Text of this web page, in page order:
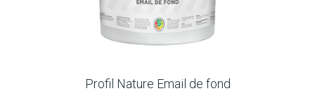
Profil Nature Email de fond